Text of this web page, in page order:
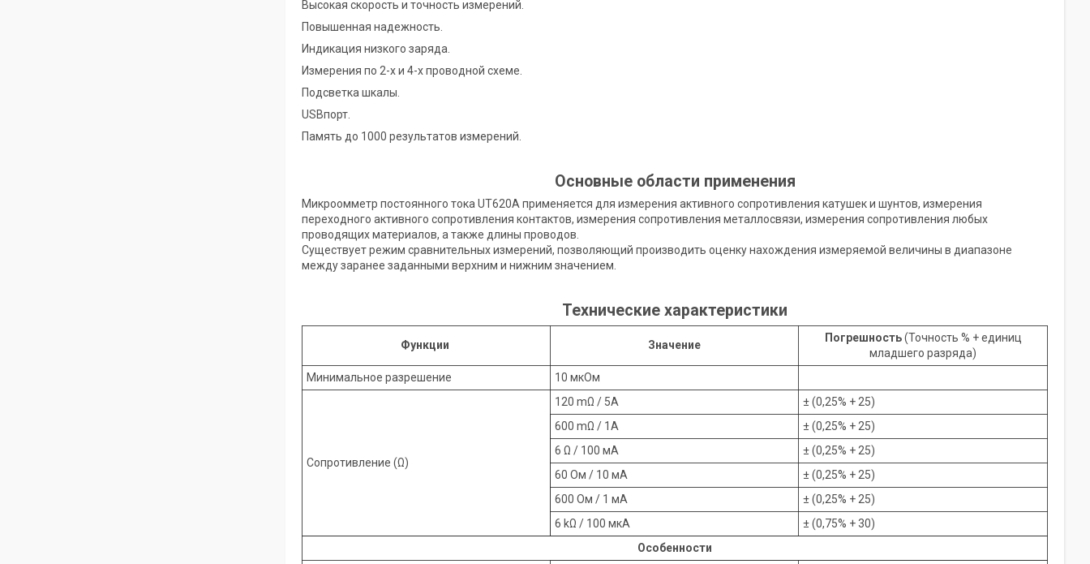
Высокая скорость и точность измерений.
Повышенная надежность.
Индикация низкого заряда.
Измерения по 2-х и 4-х проводной схеме.
Подсветка шкалы.
USBпорт.
Память до 1000 результатов измерений.
Основные области применения
Микроомметр постоянного тока UT620A применяется для измерения активного сопротивления катушек и шунтов, измерения
переходного активного сопротивления контактов, измерения сопротивления металлосвязи, измерения сопротивления любых
проводящих материалов, а также длины проводов.
Существует режим сравнительных измерений, позволяющий производить оценку нахождения измеряемой величины в диапазоне
между заранее заданными верхним и нижним значением.
Технические характеристики
Функции Значение
Погрешность(Точность % + единиц
младшего разряда)
Минимальное разрешение
10 мкОм
Сопротивление (Ω)
120 mΩ / 5A
± (0,25% + 25)
600 mΩ / 1A
± (0,25% + 25)
6 Ω / 100 мА
± (0,25% + 25)
60 Ом / 10 мА
± (0,25% + 25)
600 Ом / 1 мА
± (0,25% + 25)
6 kΩ / 100 мкA
± (0,75% + 30)
Особенности